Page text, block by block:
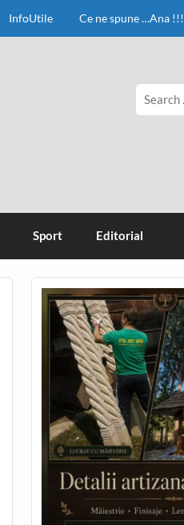
InfoUtile Ce ne spune …Ana !!!
Sport Editorial